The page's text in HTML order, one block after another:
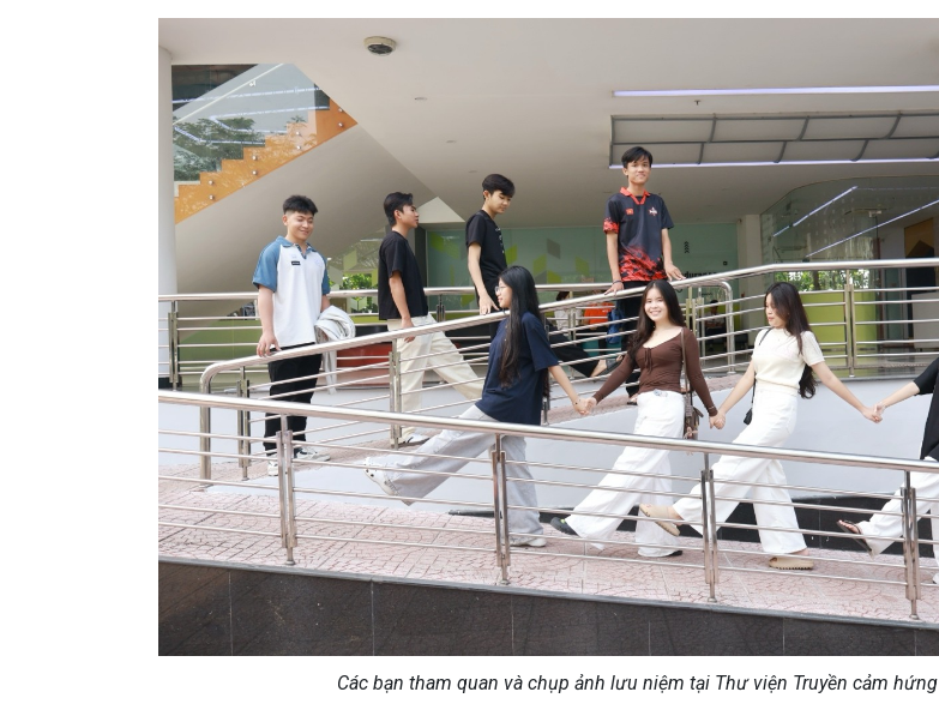
Các bạn tham quan và chụp ảnh lưu niệm tại Thư viện Truyền cảm hứng